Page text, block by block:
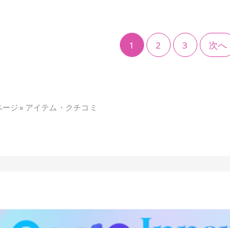
1 2 3 次へ
ージ» アイテム・クチコミ